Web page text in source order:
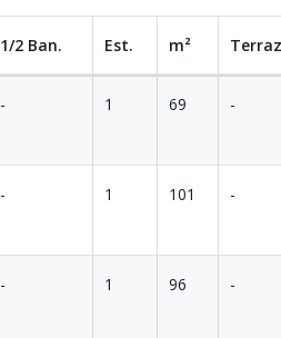
1/2 Ban. Est. m²
- 1 69 -
- 1 101 -
- 1 96 -